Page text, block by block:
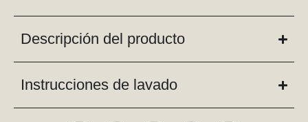
Descripción del producto
Instrucciones de lavado